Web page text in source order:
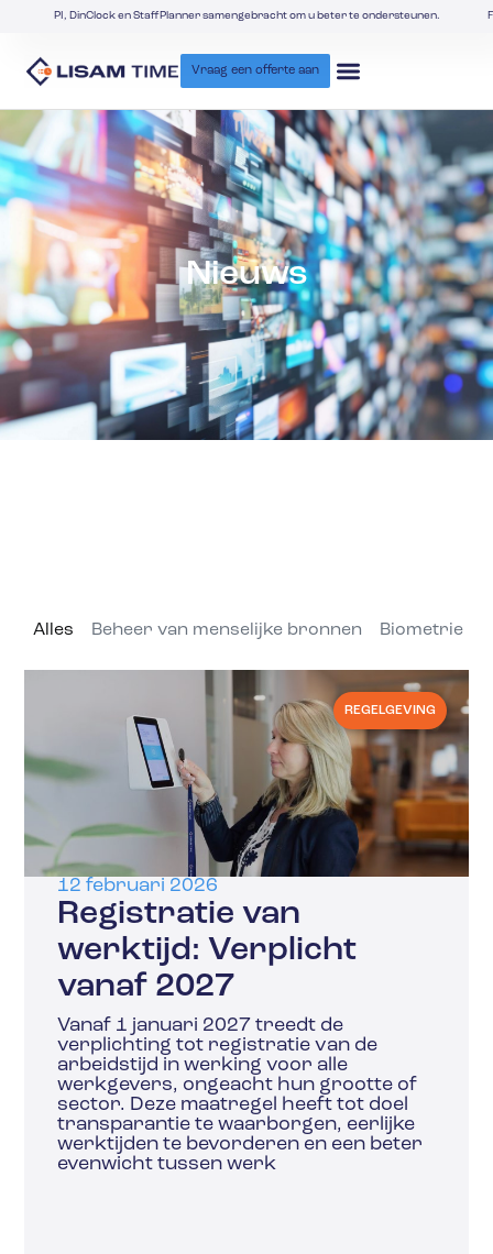
PI, DinClock en StaffPlanner samengebracht om u beter te ondersteunen.
Vraag een offerte aan
Nieuws
Beheer van menselijke bronnen Biometrie
Alles
REGELGEVING
12 februari 2026
Registratie van
werktijd: Verplicht
vanaf 2027
Vanaf 1 januari 2027 treedt de
verplichting tot registratie van de
arbeidstijd in werking voor alle
werkgevers, ongeacht hun grootte of
sector. Deze maatregel heeft tot doel
transparantie te waarborgen, eerlijke
werktijden te bevorderen en een beter
evenwicht tussen werk